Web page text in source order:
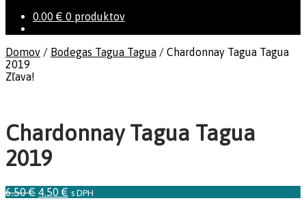
0.00 € 0 produktov
Domov / Bodegas Tagua Tagua / Chardonnay Tagua Tagua
2019
Zľava!
Chardonnay Tagua Tagua
2019
6.50€ 4.50 € s DPH